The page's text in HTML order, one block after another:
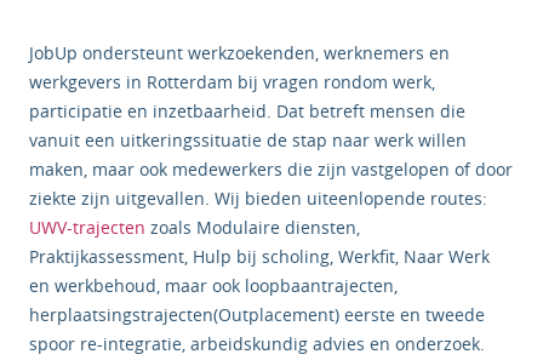
JobUp ondersteunt werkzoekenden, werknemers en
werkgevers in Rotterdam bij vragen rondom werk,
participatie en inzetbaarheid. Dat betreft mensen die
vanuit een uitkeringssituatie de stap naar werk willen
maken, maar ook medewerkers die zijn vastgelopen of door
ziekte zijn uitgevallen. Wij bieden uiteenlopende routes:
UWV-trajecten zoals Modulaire diensten,
Praktijkassessment, Hulp bij scholing, Werkfit, Naar Werk
en werkbehoud, maar ook loopbaantrajecten,
herplaatsingstrajecten(Outplacement) eerste en tweede
spoor re-integratie, arbeidskundig advies en onderzoek.